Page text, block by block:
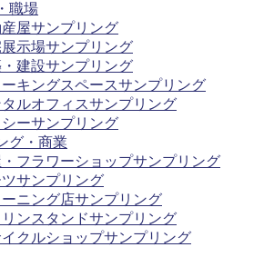
職場
屋サンプリング
示場サンプリング
建設サンプリング
ーキングスペースサンプリング
タルオフィスサンプリング
シーサンプリング
グ・商業
フラワーショップサンプリング
ツサンプリング
ーニング店サンプリング
リンスタンドサンプリング
イクルショップサンプリング